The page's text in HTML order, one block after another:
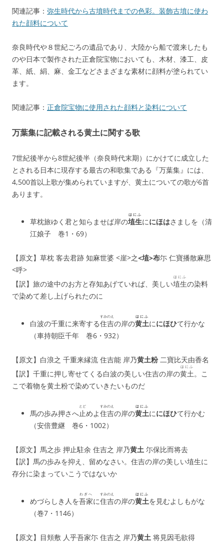
関連記事： 弥生時代から古墳時代までの色彩。装飾古墳に使わ
れた顔料について
奈良時代や８世紀ごろの遺品であり、大陸から船で渡来したも
のや日本で製作された正倉院宝物においても、木材、漆工、皮
革、紙、絹、麻、金工などさまざまな素材に顔料が塗られてい
ます。
関連記事： 正倉院宝物に使用された顔料と染料について
万葉集に記載される黄土に関する歌
7世紀後半から8世紀後半（奈良時代末期）にかけてに成立した
とされる日本に現存する最古の和歌集である『万葉集』には、
4,500首以上歌が集められていますが、黄土についての歌が6首
あります。
草枕旅ゆく君と知らませば岸の埴生
はにふ
ににほはさましを（清
江娘子 巻1・69）
【原文】草枕 客去君跡 知麻世婆 <崖>之<埴>布尓 仁寶播散麻思
<呼>
【訳】旅の途中のお方と存知あげていれば、美しい埴生
はにふ
の染料
で染めて差し上げられたのに
白波の千重に来寄する住吉
すみのえ
の岸の黄土
はにふ
ににほひて行かな
（車持朝臣千年 巻6・932）
【原文】白浪之 千重来縁流 住吉能 岸乃黄土粉二寶比天由香名
【訳】千重に押し寄せてくる白波の美しい住吉の岸の黄土
はにふ
。こ
こで着物を黄土粉で染めていきたいものだ
馬の歩み押さへ止
とど
めよ住吉
すみのえ
の岸の黄土
はにふ
ににほひて行かむ
（安倍豊継 巻6・1002）
【原文】馬之歩 押止駐余 住吉之 岸乃黄土 尓保比而将去
【訳】馬の歩みを抑え、留めなさい。住吉の岸の美しい埴生に
存分に染まっていこうではないか
めづらしき人を吾家
わぎへ
に住吉
すみのえ
の岸の黄土
はにふ
を見むよしもがな
（巻7・1146）
【原文】目頬敷 人乎吾家尓 住吉之 岸乃黄土 将見因毛欲得